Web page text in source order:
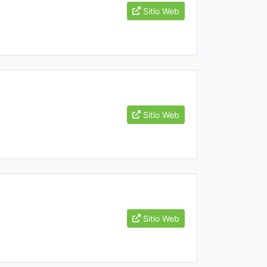
Sitio Web
Sitio Web
Sitio Web